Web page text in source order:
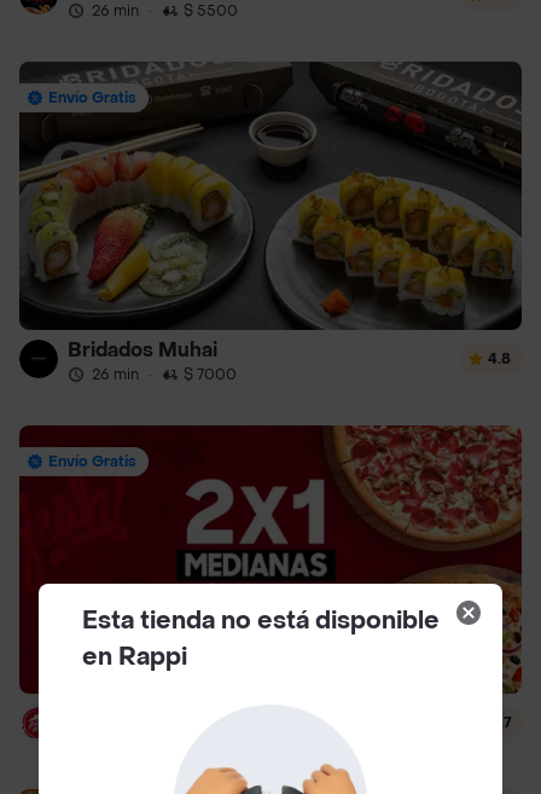
26 min · $ 5500
Envío Gratis
Bridados Muhai
26 min · $ 7000
4.8
Envío Gratis
$ 5500
4.7
Esta tienda no está disponible
en Rappi